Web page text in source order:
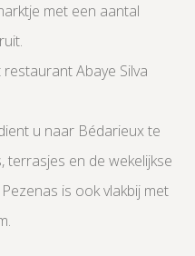
met een aantal
Abaye Silva
u naar Bédarieux te
terrasjes en de wekelijkse
is ook vlakbij met